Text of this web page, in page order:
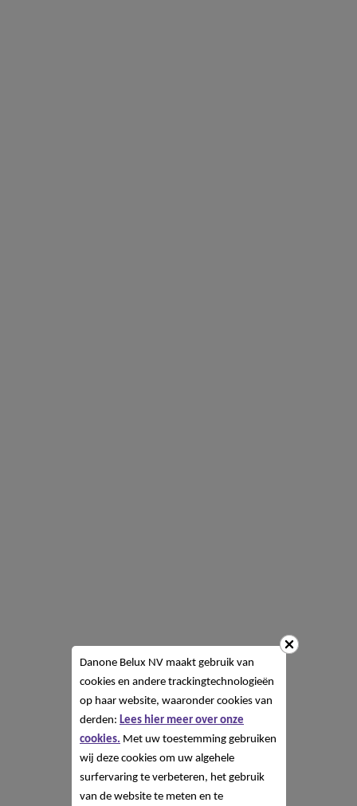
Danone Belux NV maakt gebruik van
cookies en andere trackingtechnologieën
op haar website, waaronder cookies van
derden: Lees hier meer over onze
cookies. Met uw toestemming gebruiken
wij deze cookies om uw algehele
surfervaring te verbeteren, het gebruik
van de website te meten en te